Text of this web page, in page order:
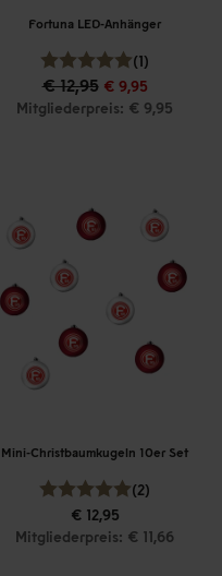
Fortuna LED-Anhänger
(1)
€ 12,95 € 9,95
Mitgliederpreis: € 9,95
Mini-Christbaumkugeln 10er Set
(2)
€ 12,95
Mitgliederpreis: € 11,66